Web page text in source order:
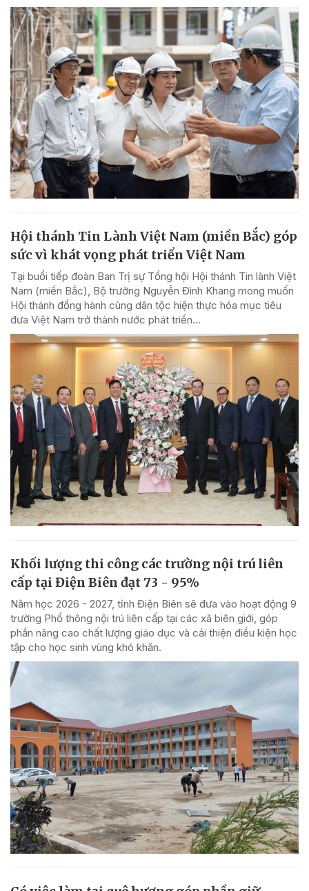
Hội thánh Tin Lành Việt Nam (miền Bắc) góp
sức vì khát vọng phát triển Việt Nam
Tại buổi tiếp đoàn Ban Trị sự Tổng hội Hội thánh Tin lành Việt
Nam (miền Bắc), Bộ trưởng Nguyễn Đình Khang mong muốn
Hội thánh đồng hành cùng dân tộc hiện thực hóa mục tiêu
đưa Việt Nam trở thành nước phát triển...
Khối lượng thi công các trường nội trú liên
cấp tại Điện Biên đạt 73 - 95%
Năm học 2026 - 2027, tỉnh Điện Biên sẽ đưa vào hoạt động 9
trường Phổ thông nội trú liên cấp tại các xã biên giới, góp
phần nâng cao chất lượng giáo dục và cải thiện điều kiện học
tập cho học sinh vùng khó khăn.